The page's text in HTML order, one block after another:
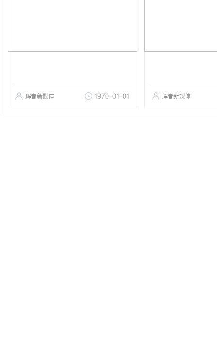
珲春新媒体 1970-01-01 珲春新媒体